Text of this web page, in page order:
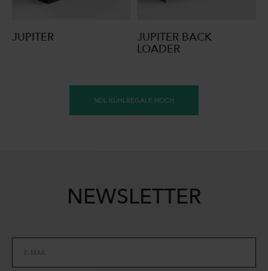
JUPITER
JUPITER BACK
LOADER
NDL KÜHLREGALE HOCH
NEWSLETTER
E-MAIL